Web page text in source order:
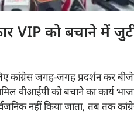
VIP को बचाने में
कांग्रेस जगह-जगह प्रदर्शन कर
वीआईपी को बचाने का कार्य
नहीं किया जाता, तब तक